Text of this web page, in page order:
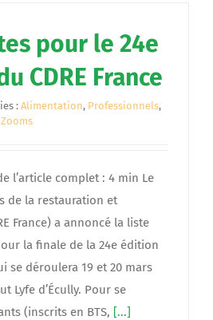
pour le 24e
CDRE France
: Alimentation, Professionnels,
Zooms
l’article complet : 4 min Le
de la restauration et
France) a annoncé la liste
la finale de la 24e édition
se déroulera 19 et 20 mars
Lyfe d’Écully. Pour se
(inscrits en BTS, [...]